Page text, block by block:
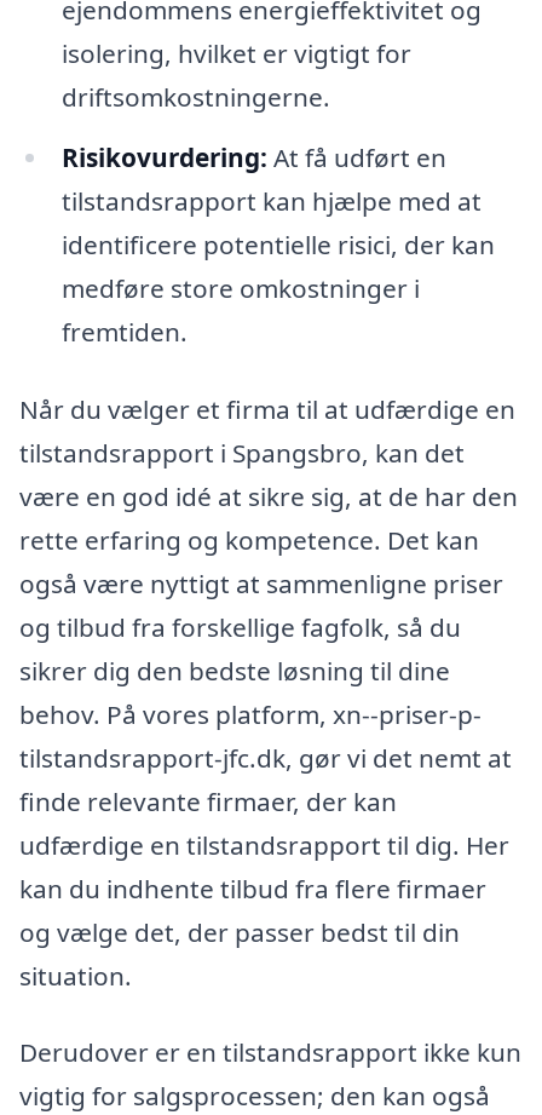
ejendommens energieffektivitet og
isolering, hvilket er vigtigt for
driftsomkostningerne.
Risikovurdering: At få udført en
tilstandsrapport kan hjælpe med at
identificere potentielle risici, der kan
medføre store omkostninger i
fremtiden.
Når du vælger et firma til at udfærdige en
tilstandsrapport i Spangsbro, kan det
være en god idé at sikre sig, at de har den
rette erfaring og kompetence. Det kan
også være nyttigt at sammenligne priser
og tilbud fra forskellige fagfolk, så du
sikrer dig den bedste løsning til dine
behov. På vores platform, xn--priser-p-
tilstandsrapport-jfc.dk, gør vi det nemt at
finde relevante firmaer, der kan
udfærdige en tilstandsrapport til dig. Her
kan du indhente tilbud fra flere firmaer
og vælge det, der passer bedst til din
situation.
Derudover er en tilstandsrapport ikke kun
vigtig for salgsprocessen; den kan også